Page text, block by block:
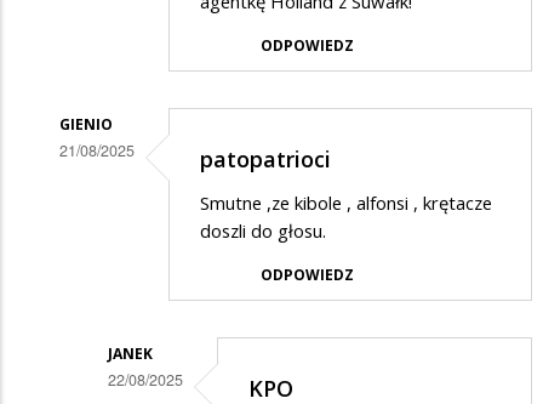
na
ODPOWIEDZ
GIENIO
21/08/2025 patopatrioci
Smutne ,ze kibole , alfonsi , krętacze
doszli do głosu.
ODPOWIEDZ
JANEK
22/08/2025 KPO